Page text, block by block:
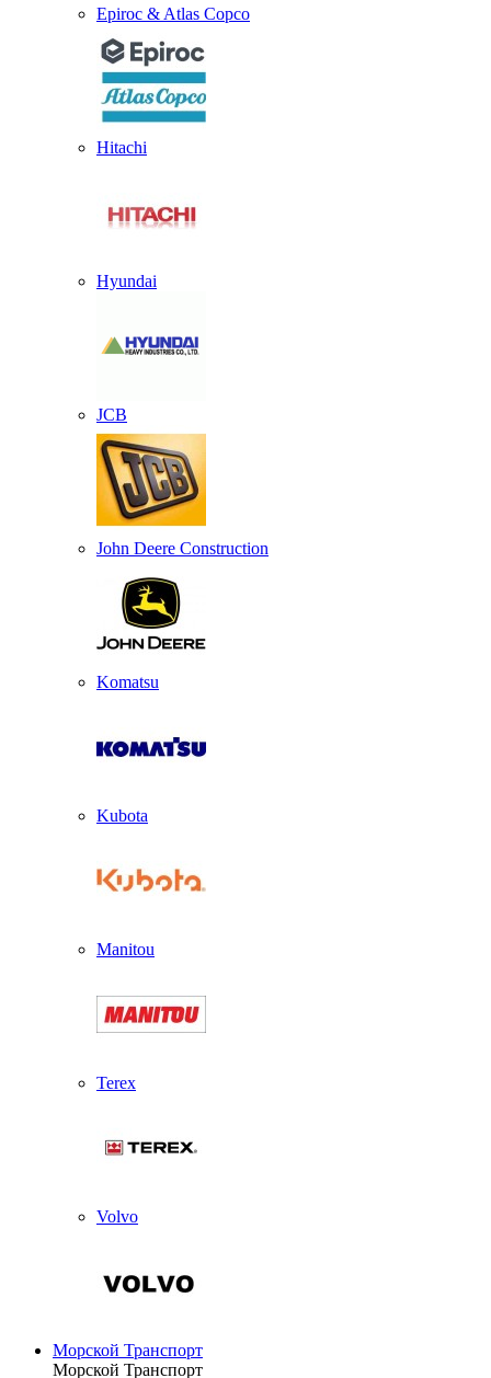
Epiroc & Atlas Copco
Hitachi
Hyundai
JCB
John Deere Construction
Komatsu
Kubota
Manitou
Terex
Volvo
Морской Транспорт
Морской Транспорт